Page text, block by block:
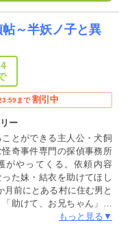
妙な同居生活。透明な男
ふれあいが、空良の不透明
――“アンタッチャブル”ラ
～半妖ノ子と異
まで 割引中
ー
とができる主人公・犬飼
奇事件専門の探偵事務所
がやってくる。依頼内容
た妹・結衣を助けてほし
月前にとある村に住む男と
助けて、お兄ちゃん」と
連絡が取れなくなったとい
もっと見る▼